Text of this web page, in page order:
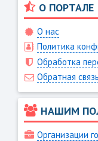
О ПОРТАЛЕ
О нас
Политика
Обработка
Обратная связь
НАШИМ
Организации